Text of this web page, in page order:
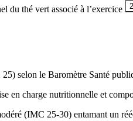
du thé vert associé à l’exercice
2
selon le Baromètre Santé
en charge nutritionnelle et
(IMC 25-30) entamant un